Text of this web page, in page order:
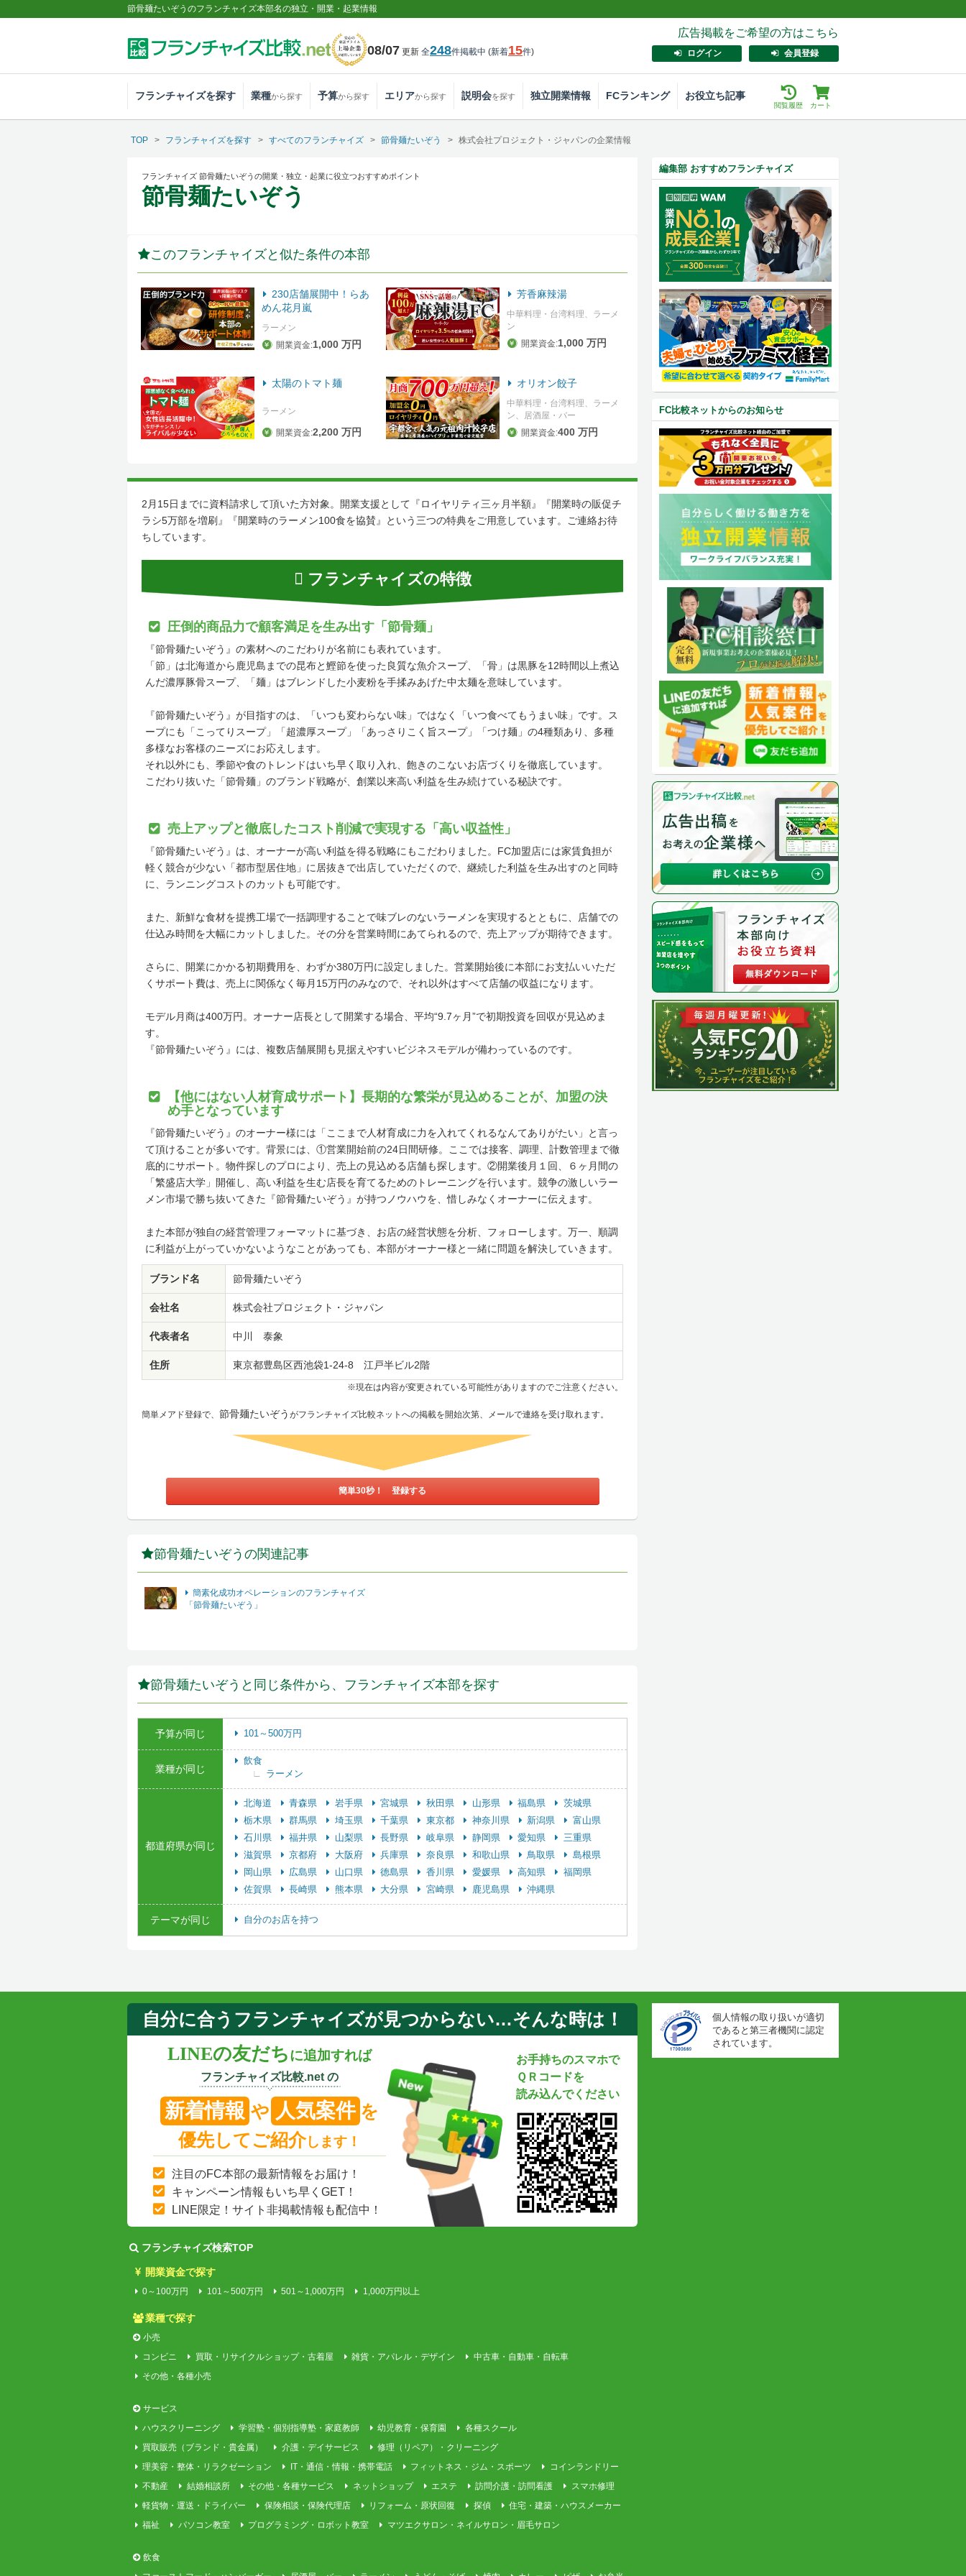
節骨麺たいぞうのフランチャイズ本部名の独立・開業・起業情報
08/07 更新 全248件掲載中 (新着15件)
広告掲載をご希望の方はこちら
会員登録
ログイン
フランチャイズを探す 業種から探す 予算から探す エリアから探す 説明会を探す 独立開業情報 FCランキング お役立ち記事
カート
閲覧履歴
TOP フランチャイズを探す すべてのフランチャイズ 節骨麺たいぞう 株式会社プロジェクト・ジャパンの企業情報
フランチャイズ 節骨麺たいぞうの開業・独立・起業に役立つおすすめポイント
節骨麺たいぞう
このフランチャイズと似た条件の本部
230店舗展開中！らあ
めん花月嵐
ラーメン
開業資金:1,000 万円
芳香麻辣湯
中華料理・台湾料理、ラーメ
ン
開業資金:1,000 万円
太陽のトマト麺
ラーメン
開業資金:2,200 万円
オリオン餃子
中華料理・台湾料理、ラーメ
ン、居酒屋・バー
開業資金:400 万円
2月15日までに資料請求して頂いた方対象。開業支援として『ロイヤリティ三ヶ月半額』『開業時の販促チ
ラシ5万部を増刷』『開業時のラーメン100食を協賛』という三つの特典をご用意しています。ご連絡お待
ちしています。
フランチャイズの特徴
圧倒的商品力で顧客満足を生み出す「節骨麺」
『節骨麺たいぞう』の素材へのこだわりが名前にも表れています。
「節」は北海道から鹿児島までの昆布と鰹節を使った良質な魚介スープ、「骨」は黒豚を12時間以上煮込
んだ濃厚豚骨スープ、「麺」はブレンドした小麦粉を手揉みあげた中太麺を意味しています。
『節骨麺たいぞう』が目指すのは、「いつも変わらない味」ではなく「いつ食べてもうまい味」です。ス
ープにも「こってりスープ」「超濃厚スープ」「あっさりこく旨スープ」「つけ麺」の4種類あり、多種
多様なお客様のニーズにお応えします。
それ以外にも、季節や食のトレンドはいち早く取り入れ、飽きのこないお店づくりを徹底しています。
こだわり抜いた「節骨麺」のブランド戦略が、創業以来高い利益を生み続けている秘訣です。
売上アップと徹底したコスト削減で実現する「高い収益性」
『節骨麺たいぞう』は、オーナーが高い利益を得る戦略にもこだわりました。FC加盟店には家賃負担が
軽く競合が少ない「都市型居住地」に居抜きで出店していただくので、継続した利益を生み出すのと同時
に、ランニングコストのカットも可能です。
また、新鮮な食材を提携工場で一括調理することで味ブレのないラーメンを実現するとともに、店舗での
仕込み時間を大幅にカットしました。その分を営業時間にあてられるので、売上アップが期待できます。
さらに、開業にかかる初期費用を、わずか380万円に設定しました。営業開始後に本部にお支払いいただ
くサポート費は、売上に関係なく毎月15万円のみなので、それ以外はすべて店舗の収益になります。
モデル月商は400万円。オーナー店長として開業する場合、平均“9.7ヶ月”で初期投資を回収が見込めま
す。
『節骨麺たいぞう』には、複数店舗展開も見据えやすいビジネスモデルが備わっているのです。
【他にはない人材育成サポート】長期的な繁栄が見込めることが、加盟の決
め手となっています
『節骨麺たいぞう』のオーナー様には「ここまで人材育成に力を入れてくれるなんてありがたい」と言っ
て頂けることが多いです。背景には、①営業開始前の24日間研修。ここでは接客、調理、計数管理まで徹
底的にサポート。物件探しのプロにより、売上の見込める店舗も探します。②開業後月１回、６ヶ月間の
「繁盛店大学」開催し、高い利益を生む店長を育てるためのトレーニングを行います。競争の激しいラー
メン市場で勝ち抜いてきた『節骨麺たいぞう』が持つノウハウを、惜しみなくオーナーに伝えます。
また本部が独自の経営管理フォーマットに基づき、お店の経営状態を分析、フォローします。万一、順調
に利益が上がっていかないようなことがあっても、本部がオーナー様と一緒に問題を解決していきます。
ブランド名 節骨麺たいぞう
会社名 株式会社プロジェクト・ジャパン
代表者名 中川 泰象
住所 東京都豊島区西池袋1-24-8 江戸半ビル2階
※現在は内容が変更されている可能性がありますのでご注意ください。
簡単メアド登録で、 節骨麺たいぞう がフランチャイズ比較ネットへの掲載を開始次第、メールで連絡を受け取れます。
簡単30秒！ 登録する
節骨麺たいぞうの関連記事
簡素化成功オペレーションのフランチャイズ
「節骨麺たいぞう」
節骨麺たいぞうと同じ条件から、フランチャイズ本部を探す
予算が同じ 101～500万円
業種が同じ
飲食
ラーメン
都道府県が同じ
北海道 青森県 岩手県 宮城県 秋田県 山形県 福島県
茨城県
栃木県
群馬県 埼玉県 千葉県 東京都 神奈川県 新潟県
富山県
石川県
福井県 山梨県 長野県 岐阜県 静岡県 愛知県
三重県
滋賀県
京都府 大阪府 兵庫県 奈良県 和歌山県 鳥取県
島根県
岡山県
広島県 山口県 徳島県 香川県 愛媛県 高知県
福岡県
佐賀県
長崎県 熊本県 大分県 宮崎県 鹿児島県 沖縄県
テーマが同じ 自分のお店を持つ
編集部 おすすめフランチャイズ
FC比較ネットからのお知らせ
自分に合うフランチャイズが見つからない…そんな時は！
LINEの友だちに追加すれば
フランチャイズ比較.net の
新着情報 や 人気案件 を
優先してご紹介します！
注目のFC本部の最新情報をお届け！
キャンペーン情報もいち早くGET！
LINE限定！サイト非掲載情報も配信中！
お手持ちのスマホで
ＱＲコードを
読み込んでください
フランチャイズ検索TOP
開業資金で探す
0～100万円 101～500万円 501～1,000万円 1,000万円以上
業種で探す
小売
コンビニ
買取・リサイクルショップ・古着屋 雑貨・アパレル・デザイン
中古車・自動車・自転車
その他・各種小売
サービス
ハウスクリーニング
学習塾・個別指導塾・家庭教師 幼児教育・保育園
各種スクール
買取販売（ブランド・貴金属）
介護・デイサービス
修理（リペア）・クリーニング
理美容・整体・リラクゼーション
IT・通信・情報・携帯電話 フィットネス・ジム・スポーツ
コインランドリー
不動産
結婚相談所 その他・各種サービス ネットショップ エステ 訪問介護・訪問看護
スマホ修理
軽貨物・運送・ドライバー
保険相談・保険代理店 リフォーム・原状回復 探偵
住宅・建築・ハウスメーカー
福祉
パソコン教室 プログラミング・ロボット教室 マツエクサロン・ネイルサロン・眉毛サロン
飲食
個人情報の取り扱いが適切
であると第三者機関に認定
されています。